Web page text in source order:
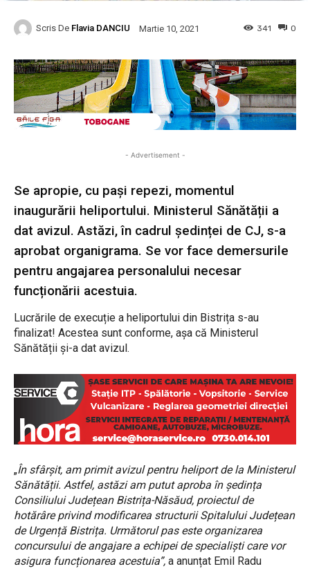
Scris De Flavia DANCIU Martie 10, 2021 0
341
- Advertisement -
Se apropie, cu pași repezi, momentul
inaugurării heliportului. Ministerul Sănătății a
dat avizul. Astăzi, în cadrul ședinței de CJ, s-a
aprobat organigrama. Se vor face demersurile
pentru angajarea personalului necesar
funcționării acestuia.
Lucrările de execuție a heliportului din Bistrița s-au
finalizat! Acestea sunt conforme, așa că Ministerul
Sănătății și-a dat avizul.
„În sfârșit, am primit avizul pentru heliport de la Ministerul
Sănătății. Astfel, astăzi am putut aproba în ședința
Consiliului Județean Bistrița-Năsăud, proiectul de
hotărâre privind modificarea structurii Spitalului Județean
de Urgență Bistrița. Următorul pas este organizarea
concursului de angajare a echipei de specialiști care vor
asigura funcționarea acestuia”, a anunțat Emil Radu